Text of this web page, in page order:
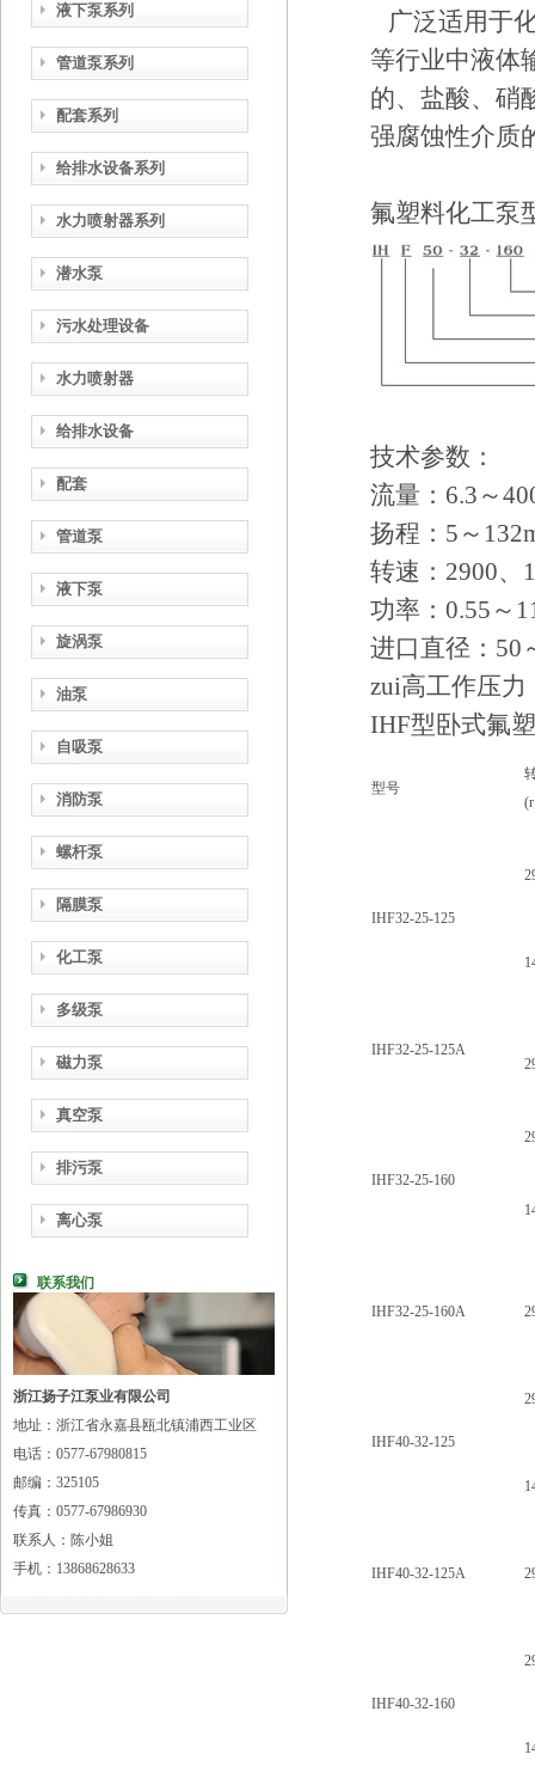
液下泵系列
管道泵系列
配套系列
给排水设备系列
水力喷射器系列
潜水泵
污水处理设备
水力喷射器
给排水设备
配套
管道泵
液下泵
旋涡泵
油泵
自吸泵
消防泵
螺杆泵
隔膜泵
化工泵
多级泵
磁力泵
真空泵
排污泵
离心泵
联系我们
浙江扬子江泵业有限公司
地址：浙江省永嘉县瓯北镇浦西工业区
电话：0577-67980815
邮编：325105
传真：0577-67986930
联系人：陈小姐
手机：13868628633
广泛适用于
等行业中液体
的、盐酸、硝
强腐蚀性介质
氟塑料化工泵
技术参数：
流量：6.3～
扬程：5～
转速：2900、
功率：0.55～
进口直径：50
zui高工作压力
IHF型卧式氟
型号
IHF32-25-125
IHF32-25-125A
IHF32-25-160
IHF32-25-160A
IHF40-32-125
IHF40-32-125A
IHF40-32-160